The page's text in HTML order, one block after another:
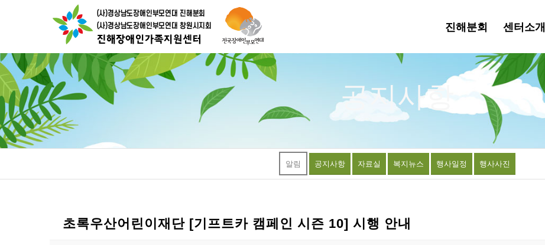
진해분회 센터소개
공지사항
알림 공지사항 자료실 복지뉴스 행사일정 행사사진
초록우산어린이재단 [기프트카 캠페인 시즌 10] 시행 안내